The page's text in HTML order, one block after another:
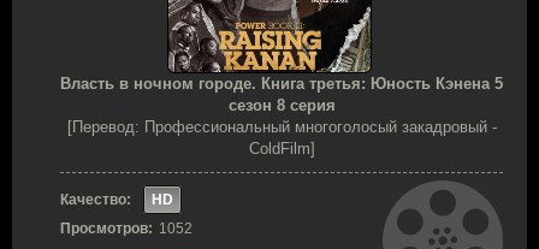
Власть в ночном городе. Книга третья: Юность Кэнена 5
сезон 8 серия
[Перевод: Профессиональный многоголосый закадровый -
ColdFilm]
Качество:
HD
Просмотров: 1052